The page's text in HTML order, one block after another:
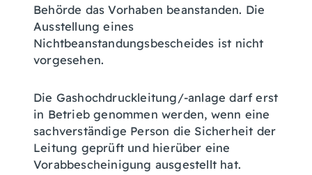
Behörde das Vorhaben beanstanden. Die
Ausstellung eines
Nichtbeanstandungsbescheides ist nicht
vorgesehen.
Die Gashochdruckleitung/-anlage darf erst
in Betrieb genommen werden, wenn eine
sachverständige Person die Sicherheit der
Leitung geprüft und hierüber eine
Vorabbescheinigung ausgestellt hat.